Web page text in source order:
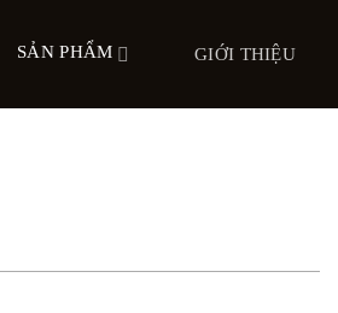
SẢN PHẨM GIỚI THIỆU